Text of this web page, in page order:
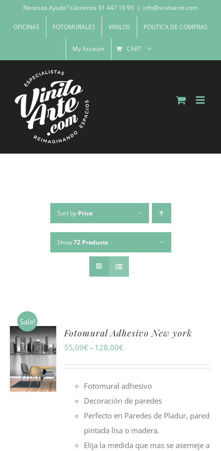
Necesita Ayuda? Llámenos 91 447 19 93 | info@viniloarte.com
OFICINAS FOTOMURALES VINILOS POLITICA DE COMPRAS
My Account CART
Sort by Price
Show72 Products
Sale!
SELECCIONAR
OPCIONES
ESTE
PRODUCTO
TIENE
MÚLTIPLES
Fotomural Adhesivo New york
55,00€ - 128,00€
desde
55,00€
hasta
128,00€
Fotomural adhesivo
Decoración de paredes
Perfecto en Paredes de Pladur, pared
pintada lisa o madera.
Elija la medida que mas se asemeje a